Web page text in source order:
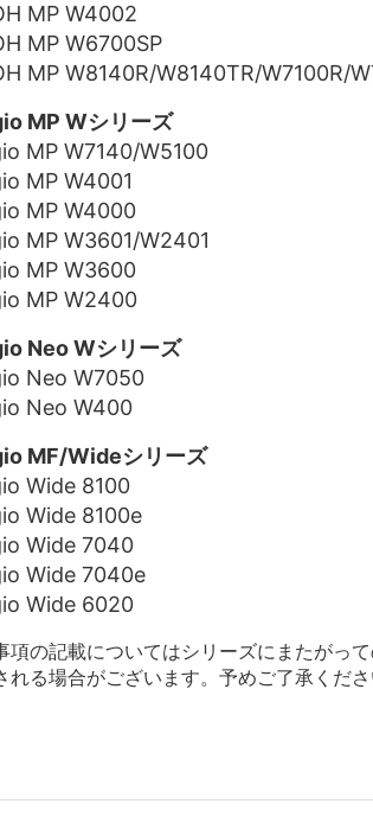
MP W4002
MP W6700SP
MP W8140R/W8140TR/W7100R/
MP Wシリーズ
MP W7140/W5100
MP W4001
MP W4000
MP W3601/W2401
MP W3600
MP W2400
Neo Wシリーズ
Neo W7050
Neo W400
MF/Wideシリーズ
Wide 8100
Wide 8100e
Wide 7040
Wide 7040e
Wide 6020
項の記載についてはシリーズにまたがっ
れる場合がございます。予めご了承くださ